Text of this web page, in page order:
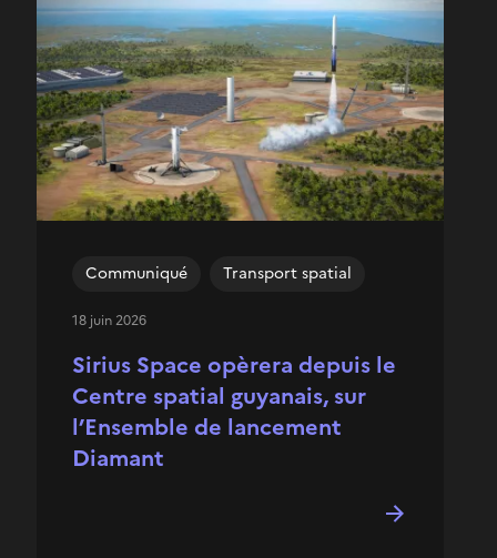
Sirius Space opèrera depuis le
Centre spatial guyanais, sur
l’Ensemble de lancement
Diamant
Communiqué Transport spatial
18 juin 2026